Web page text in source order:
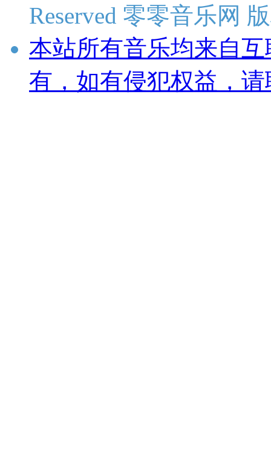
Reserved 零零音乐网
本站所有音乐均来自
有，如有侵犯权益，